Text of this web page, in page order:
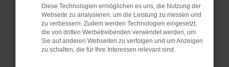
sind.
Veraltete Software birgt nicht nur ein
Sicherheitsrisiko, sondern kann auch dazu
führen, dass bestimmte Funktionen nicht mehr
unterstützt werden.
Diese Technologien ermöglichen es uns, die Nutzung der
Webseite zu analysieren, um die Leistung zu messen und
zu verbessern. Zudem werden Technologien eingesetzt,
die von dritten Werbetreibenden verwendet werden, um
Sie auf anderen Webseiten zu verfolgen und um Anzeigen
zu schalten, die für Ihre Interessen relevant sind.